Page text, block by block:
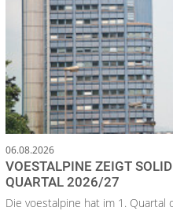
06.08.2026
VOESTALPINE ZEIGT
QUARTAL 2026/27
Die voestalpine hat im 1. Quartal